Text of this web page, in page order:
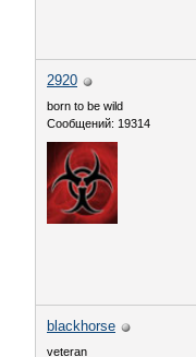
2920
born to be wild
Сообщений: 19314
blackhorse
veteran